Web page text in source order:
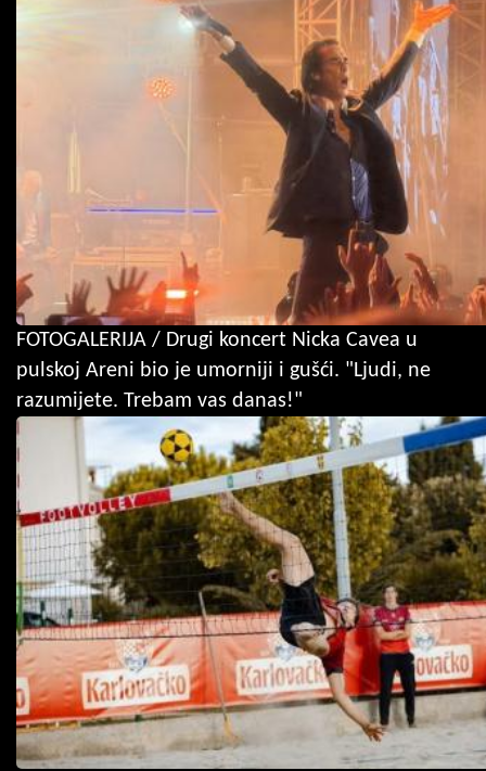
FOTOGALERIJA / Drugi koncert Nicka Cavea u
pulskoj Areni bio je umorniji i gušći. "Ljudi, ne
razumijete. Trebam vas danas!"